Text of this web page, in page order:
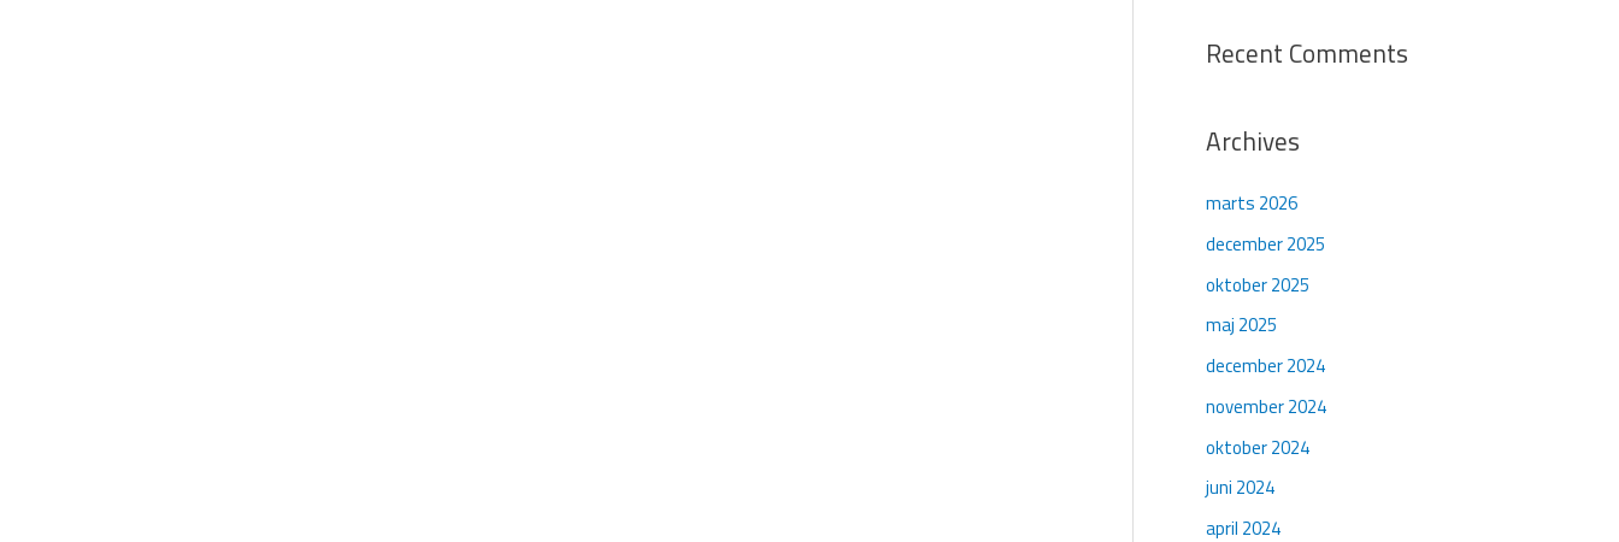
Recent Comments
Archives
marts 2026
december 2025
oktober 2025
maj 2025
december 2024
november 2024
oktober 2024
juni 2024
april 2024